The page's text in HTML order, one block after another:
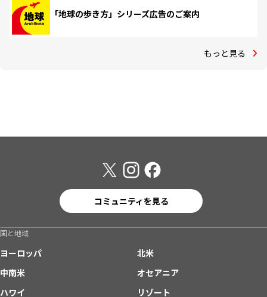
「地球の歩き方」シリーズ広告のご案内
もっと見る
コミュニティを見る
国と地域
ヨーロッパ
北米
中南米
オセアニア
ハワイ
リゾート